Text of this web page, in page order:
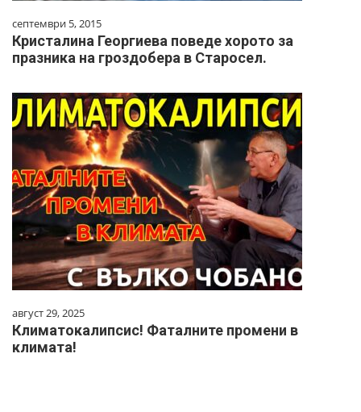
септември 5, 2015
Кристалина Георгиева поведе хорото за
празника на гроздобера в Старосел.
август 29, 2025
Климатокалипсис! Фаталните промени в
климата!